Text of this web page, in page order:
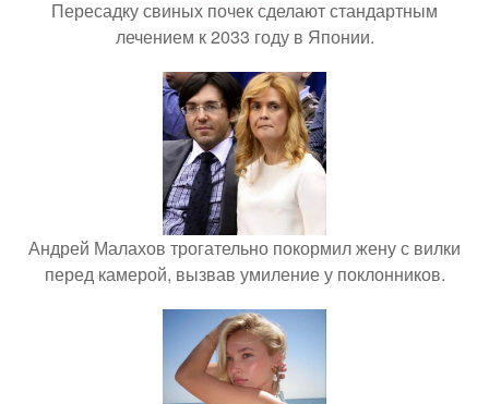
Пересадку свиных почек сделают стандартным
лечением к 2033 году в Японии.
Андрей Малахов трогательно покормил жену с вилки
перед камерой, вызвав умиление у поклонников.